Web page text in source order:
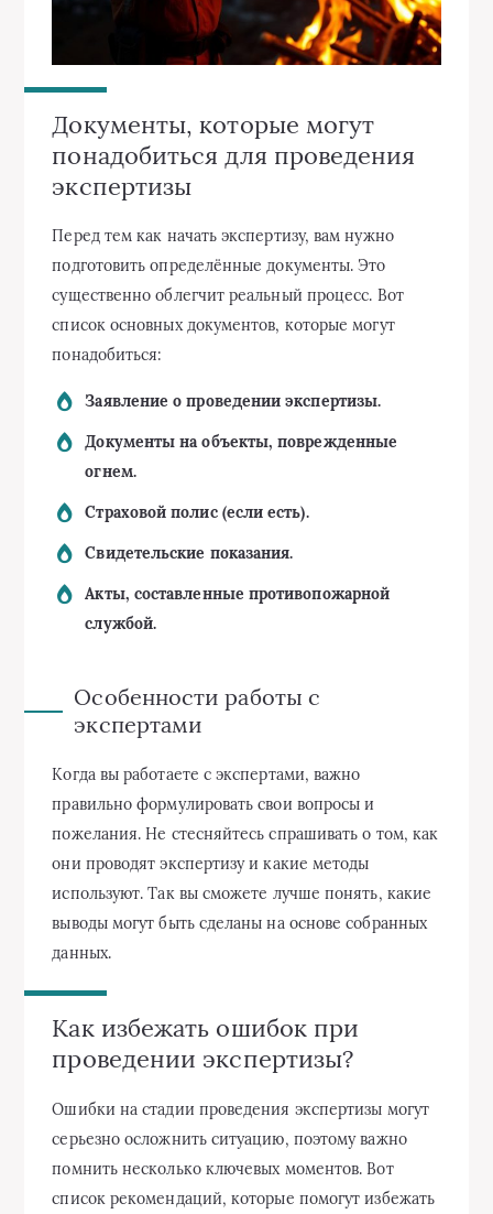
Документы, которые могут
понадобиться для проведения
экспертизы
Перед тем как начать экспертизу, вам нужно
подготовить определённые документы. Это
существенно облегчит реальный процесс. Вот
список основных документов, которые могут
понадобиться:
Заявление о проведении экспертизы.
Документы на объекты, поврежденные
огнем.
Страховой полис (если есть).
Свидетельские показания.
Акты, составленные противопожарной
службой.
Особенности работы с
экспертами
Когда вы работаете с экспертами, важно
правильно формулировать свои вопросы и
пожелания. Не стесняйтесь спрашивать о том, как
они проводят экспертизу и какие методы
используют. Так вы сможете лучше понять, какие
выводы могут быть сделаны на основе собранных
данных.
Как избежать ошибок при
проведении экспертизы?
Ошибки на стадии проведения экспертизы могут
серьезно осложнить ситуацию, поэтому важно
помнить несколько ключевых моментов. Вот
список рекомендаций, которые помогут избежать